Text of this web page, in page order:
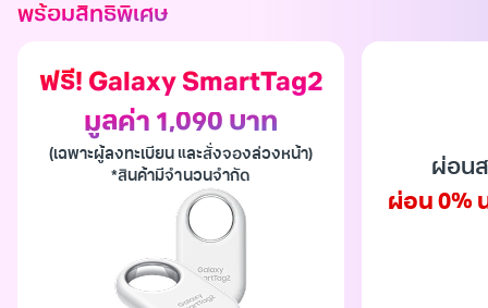
พร้อมสิทธิพิเศษ
ฟรี! Galaxy SmartTag2
มูลค่า 1,090 บาท
(เฉพาะผู้ลงทะเบียน และสั่งจองล่วงหน้า)
*สินค้ามีจำนวนจำกัด
ผ่อน
ผ่อน 0%